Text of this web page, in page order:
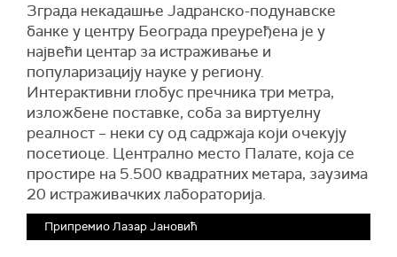
Зграда некадашње Јадранско-подунавске
банке у центру Београда преуређена је у
највећи центар за истраживање и
популаризацију науке у региону.
Интерактивни глобус пречника три метра,
изложбене поставке, соба за виртуелну
реалност – неки су од садржаја који очекују
посетиоце. Централно место Палате, која се
простире на 5.500 квадратних метара, заузима
20 истраживачких лабораторија.
Припремио Лазар Јановић